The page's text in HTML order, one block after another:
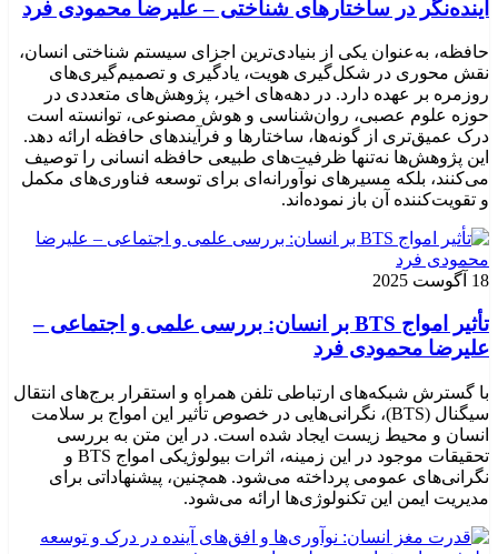
آینده‌نگر در ساختارهای شناختی – علیرضا محمودی فرد
حافظه، به‌عنوان یکی از بنیادی‌ترین اجزای سیستم شناختی انسان،
نقش محوری در شکل‌گیری هویت، یادگیری و تصمیم‌گیری‌های
روزمره بر عهده دارد. در دهه‌های اخیر، پژوهش‌های متعددی در
حوزه علوم عصبی، روان‌شناسی و هوش مصنوعی، توانسته‌ است
درک عمیق‌تری از گونه‌ها، ساختارها و فرآیندهای حافظه ارائه دهد.
این پژوهش‌ها نه‌تنها ظرفیت‌های طبیعی حافظه انسانی را توصیف
می‌کنند، بلکه مسیرهای نوآورانه‌ای برای توسعه فناوری‌های مکمل
و تقویت‌کننده آن باز نموده‌اند.
18 آگوست 2025
تأثیر امواج BTS بر انسان: بررسی علمی و اجتماعی –
علیرضا محمودی فرد
با گسترش شبکه‌های ارتباطی تلفن همراه و استقرار برج‌های انتقال
سیگنال (BTS)، نگرانی‌هایی در خصوص تأثیر این امواج بر سلامت
انسان و محیط زیست ایجاد شده است. در این متن به بررسی
تحقیقات موجود در این زمینه، اثرات بیولوژیکی امواج BTS و
نگرانی‌های عمومی پرداخته می‌شود. همچنین، پیشنهاداتی برای
مدیریت ایمن این تکنولوژی‌ها ارائه می‌شود.